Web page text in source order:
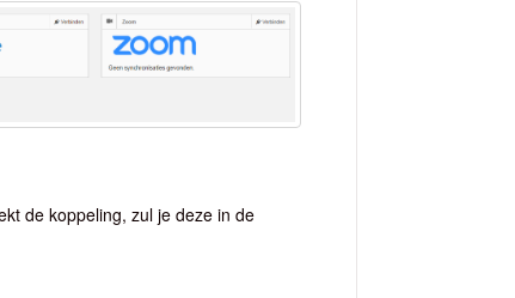
de koppeling, zul je deze in de